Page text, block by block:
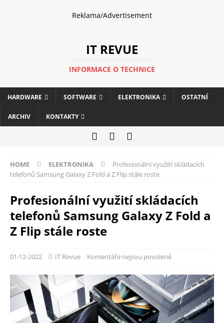
Reklama/Advertisement
IT REVUE
INFORMACE O TECHNICE
HARDWARE SOFTWARE ELEKTRONIKA OSTATNÍ
ARCHIV KONTAKTY
HOME ELEKTRONIKA
Profesionální využití skládacích
telefonů Samsung Galaxy Z Fold a Z Flip stále roste
Profesionální využití skládacích
telefonů Samsung Galaxy Z Fold a
Z Flip stále roste
01-12-2022 IT Revue Komentáře nejsou povolené